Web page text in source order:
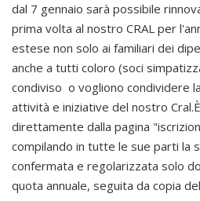
dal 7 gennaio sarà possibile
prima volta al nostro CRAL per
estese non solo ai familiari dei
anche a tutti coloro (soci
condiviso o vogliono condividere
attività e iniziative del nostro
direttamente dalla pagina
compilando in tutte le sue parti la
confermata e regolarizzata solo
quota annuale, seguita da copia